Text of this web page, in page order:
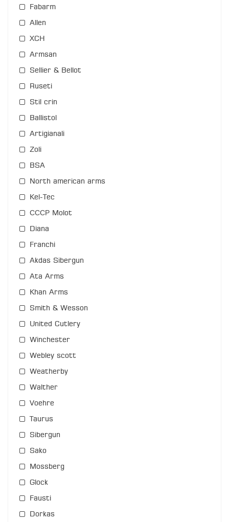
Fabarm
Allen
XCH
Armsan
Sellier & Bellot
Ruseti
Stil crin
Ballistol
Artigianali
Zoli
BSA
North american arms
Kel-Tec
СССР Molot
Diana
Franchi
Akdas Sibergun
Ata Arms
Khan Arms
Smith & Wesson
United Cutlery
Winchester
Webley scott
Weatherby
Walther
Voehre
Taurus
Sibergun
Sako
Mossberg
Glock
Fausti
Dorkas